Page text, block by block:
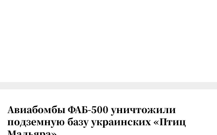
Авиабомбы ФАБ-500 уничтожили
подземную базу украинских «Птиц